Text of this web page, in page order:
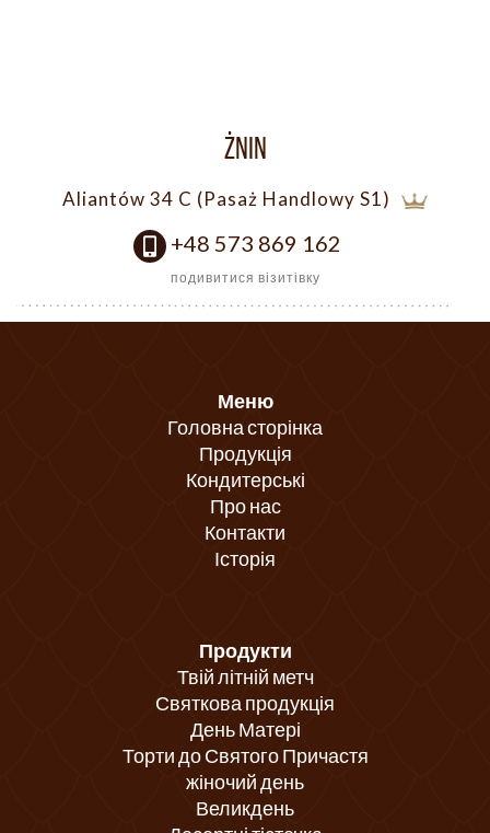
ŻNIN
Aliantów 34 C (Pasaż Handlowy S1)
+48 573 869 162
подивитися візитівку
Меню
Головна сторінка
Продукція
Кондитерські
Про нас
Контакти
Історія
Продукти
Твій літній метч
Святкова продукція
День Матері
Торти до Святого Причастя
жіночий день
Великдень